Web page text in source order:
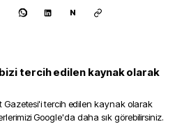
N
tercih edilen kaynak olarak
Gazetesi'i tercih edilen kaynak olarak
Google'da daha sık görebilirsiniz.